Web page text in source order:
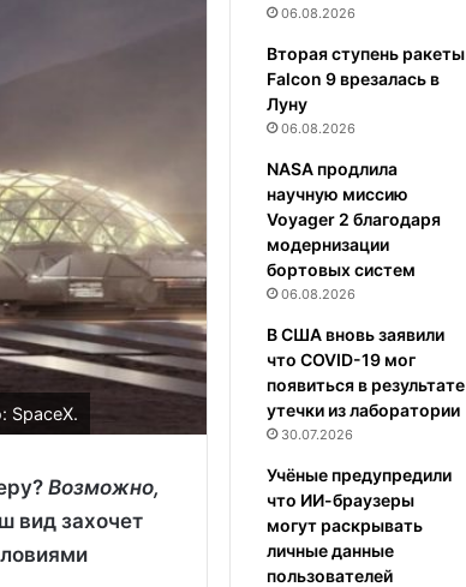
SpaceX.
Возможно,
вид захочет
06.08.2026
Вторая ступень ракеты
Falcon 9 врезалась в
Луну
06.08.2026
NASA продлила
научную миссию
Voyager 2 благодаря
модернизации
бортовых систем
06.08.2026
В США вновь заявили
что COVID-19 мог
появиться в результате
утечки из лаборатории
30.07.2026
Учёные предупредили
что ИИ-браузеры
могут раскрывать
личные данные
пользователей